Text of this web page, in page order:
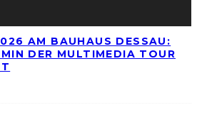
AM BAUHAUS DESSAU:
DER MULTIMEDIA TOUR